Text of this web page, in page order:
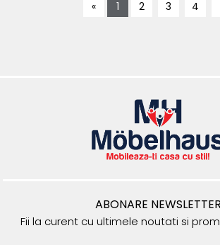
« 1 2 3 4
ABONARE NEWSLETTER
Fii la curent cu ultimele noutati si